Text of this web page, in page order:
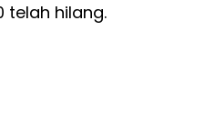
telah hilang.